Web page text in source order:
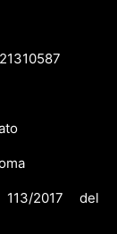
2017 del